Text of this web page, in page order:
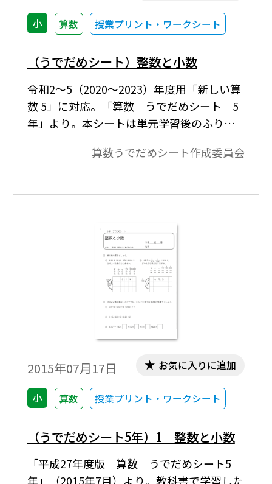
小 算数 授業プリント・ワークシート
（うでだめシート）整数と小数
令和2～5（2020～2023）年度用「新しい算
数 5」に対応。「算数 うでだめシート 5
年」より。本シートは単元学習後のふり返
す。テスト用に作成したものではないため，
ておりません。各単元の大切にすべきポイ
働かせながら活用するワークシートになっ
ています。なお，単元のページ構成は，問題
のページ＋解答例のページになっています。
算数うでだめシート作成委員会
2015年07月17日
小 算数 授業プリント・ワークシート
お気に入りに追加
（うでだめシート5年）1 整数と小数
「平成27年度版 算数 うでだめシート5
年」（2015年7月）より。教科書で学習した